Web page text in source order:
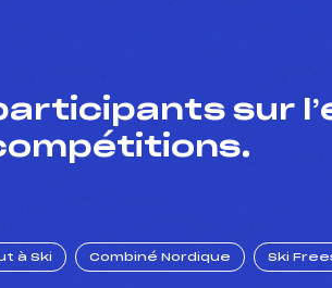
sur
à Ski Combiné Nordique Ski